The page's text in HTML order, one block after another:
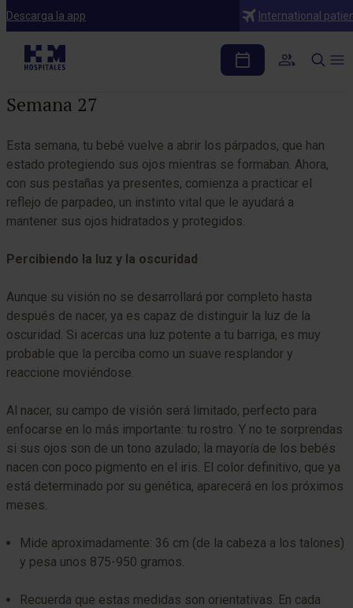
Descarga la app International
Embarazo semana a semana
Mes 6
Semana 27
Esta semana, tu bebé vuelve a abrir los párpados, que han
estado protegiendo sus ojos mientras se formaban. Ahora,
con sus pestañas ya presentes, comienza a practicar el
reflejo de parpadeo, un instinto vital que le ayudará a
mantener sus ojos hidratados y protegidos.
Percibiendo la luz y la oscuridad
Aunque su visión no se desarrollará por completo hasta
después de nacer, ya es capaz de distinguir la luz de la
oscuridad. Si acercas una luz potente a tu barriga, es muy
probable que la perciba como un suave resplandor y
reaccione moviéndose.
Al nacer, su campo de visión será limitado, perfecto para
enfocarse en lo más importante: tu rostro. Y no te sorprendas
si sus ojos son de un tono azulado; la mayoría de los bebés
nacen con poco pigmento en el iris. El color definitivo, que ya
está determinado por su genética, aparecerá en los próximos
meses.
Mide aproximadamente: 36 cm (de la cabeza a los talones)
y pesa unos 875-950 gramos.
Recuerda que estas medidas son orientativas. En cada